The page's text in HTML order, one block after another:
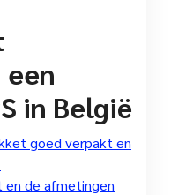
een
in België
goed verpakt en
de afmetingen